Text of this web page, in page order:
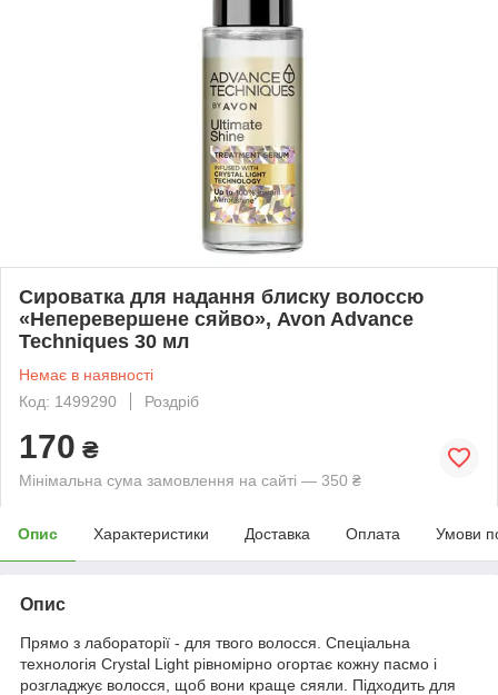
Сироватка для надання блиску волоссю
«Неперевершене сяйво», Avon Advance
Techniques 30 мл
Немає в наявності
Код: 1499290
Роздріб
170 ₴
Мінімальна сума замовлення на сайті — 350 ₴
Опис Характеристики Доставка Оплата Умови
Опис
Прямо з лабораторії - для твого волосся. Спеціальна
технологія Crystal Light рівномірно огортає кожну пасмо і
розгладжує волосся, щоб вони краще сяяли. Підходить для